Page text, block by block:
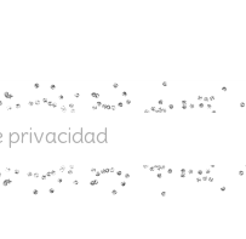
privacidad